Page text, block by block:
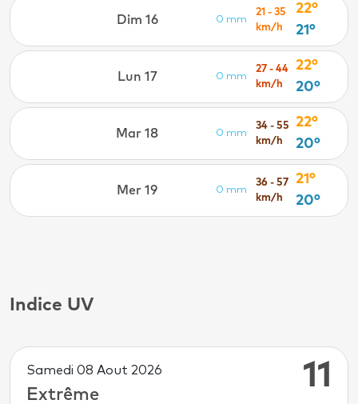
Dim 16 0 mm
21 - 35
km/h
22°
21°
Lun 17 0 mm
27 - 44
km/h
22°
20°
Mar 18 0 mm
34 - 55
km/h
22°
20°
Mer 19 0 mm
36 - 57
km/h
21°
20°
Indice UV
Samedi 08 Aout 2026
Extrême
11